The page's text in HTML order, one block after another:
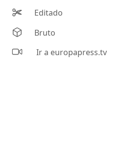
Editado
Bruto
Ir a europapress.tv